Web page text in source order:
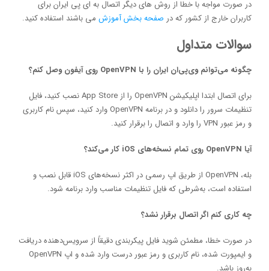
در صورت مواجه با خطا از روش های دیگر اتصال به ای پی ایران برای
کاربران خارج از کشور که در صفحه بخش آموزشمی باشند استفاده کنید.
سوالات متداول
چگونه می‌توانم وی‌پی‌ان ایران را با OpenVPN روی آیفون وصل کنم؟
برای اتصال ابتدا اپلیکیشن OpenVPN را از App Store نصب کنید، فایل
تنظیمات سرور را دانلود و در برنامه OpenVPN وارد کنید، سپس نام کاربری
و رمز عبور VPN را وارد و اتصال را برقرار کنید.
آیا OpenVPN روی تمام نسخه‌های iOS کار می‌کند؟
بله، OpenVPN از طریق اپ رسمی در اکثر نسخه‌های iOS قابل نصب و
استفاده است، به‌شرطی که فایل تنظیمات مناسب وارد برنامه شود.
چه کاری کنم اگر اتصال برقرار نشد؟
در صورت خطا، مطمئن شوید فایل پیکربندی دقیقاً از سرویس‌دهنده دریافت
و ایمپورت شده، نام کاربری و رمز عبور درست وارد شده و اپ OpenVPN
به‌روز باشد.